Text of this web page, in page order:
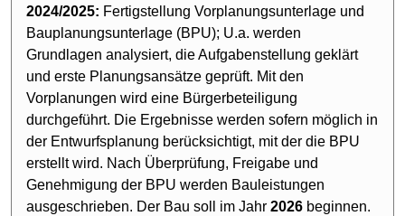
2024/2025: Fertigstellung Vorplanungsunterlage und
Bauplanungsunterlage (BPU); U.a. werden
Grundlagen analysiert, die Aufgabenstellung geklärt
und erste Planungsansätze geprüft. Mit den
Vorplanungen wird eine Bürgerbeteiligung
durchgeführt. Die Ergebnisse werden sofern möglich in
der Entwurfsplanung berücksichtigt, mit der die BPU
erstellt wird. Nach Überprüfung, Freigabe und
Genehmigung der BPU werden Bauleistungen
ausgeschrieben. Der Bau soll im Jahr 2026 beginnen.